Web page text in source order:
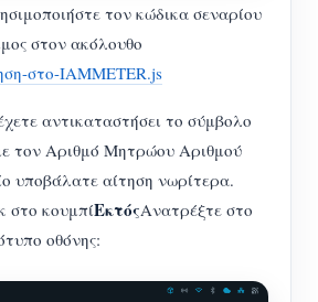
τον κώδικα σεναρίου
στον ακόλουθο
στο-IAMMETER.js
αντικαταστήσει το σύμβολο
τον Αριθμό Μητρώου Αριθμού
υποβάλατε αίτηση νωρίτερα.
στο κουμπίΕκτόςΑνατρέξτε στο
οθόνης: